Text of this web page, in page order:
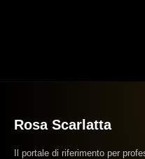
Rosa Scarlatta
Il portale di riferimento per